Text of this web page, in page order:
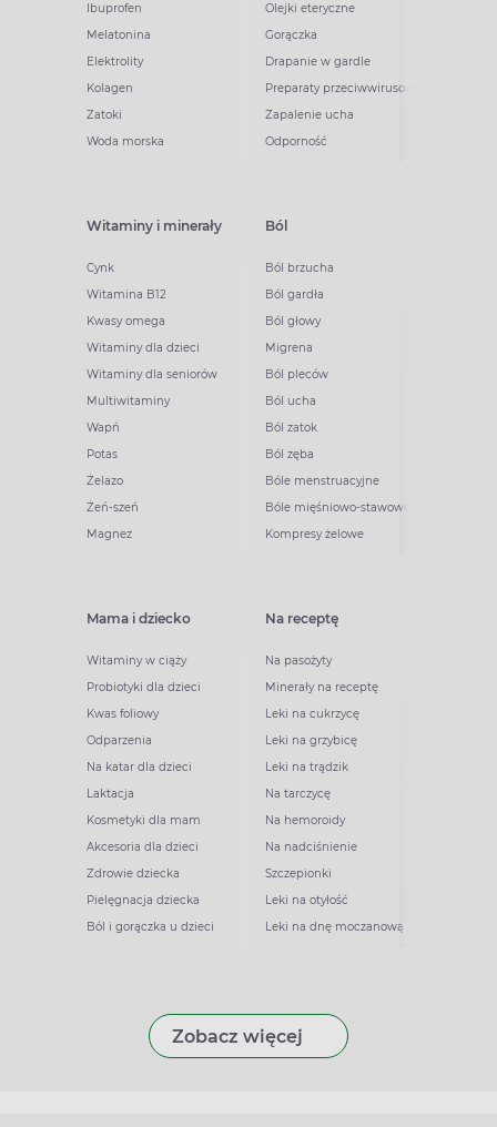
Ibuprofen
Melatonina
Elektrolity
Kolagen
Zatoki
Woda morska
Olejki eteryczne
Gorączka
Drapanie w gardle
Preparaty przeciwwirusowe
Zapalenie ucha
Odporność
Witaminy i minerały
Cynk
Witamina B12
Kwasy omega
Witaminy dla dzieci
Witaminy dla seniorów
Multiwitaminy
Wapń
Potas
Żelazo
Żeń-szeń
Magnez
Ból
Ból brzucha
Ból gardła
Ból głowy
Migrena
Ból pleców
Ból ucha
Ból zatok
Ból zęba
Bóle menstruacyjne
Bóle mięśniowo-stawowe
Kompresy żelowe
Mama i dziecko
Witaminy w ciąży
Probiotyki dla dzieci
Kwas foliowy
Odparzenia
Na katar dla dzieci
Laktacja
Kosmetyki dla mam
Akcesoria dla dzieci
Zdrowie dziecka
Pielęgnacja dziecka
Ból i gorączka u dzieci
Na receptę
Na pasożyty
Minerały na receptę
Leki na cukrzycę
Leki na grzybicę
Leki na trądzik
Na tarczycę
Na hemoroidy
Na nadciśnienie
Szczepionki
Leki na otyłość
Leki na dnę moczanową
Zobacz więcej